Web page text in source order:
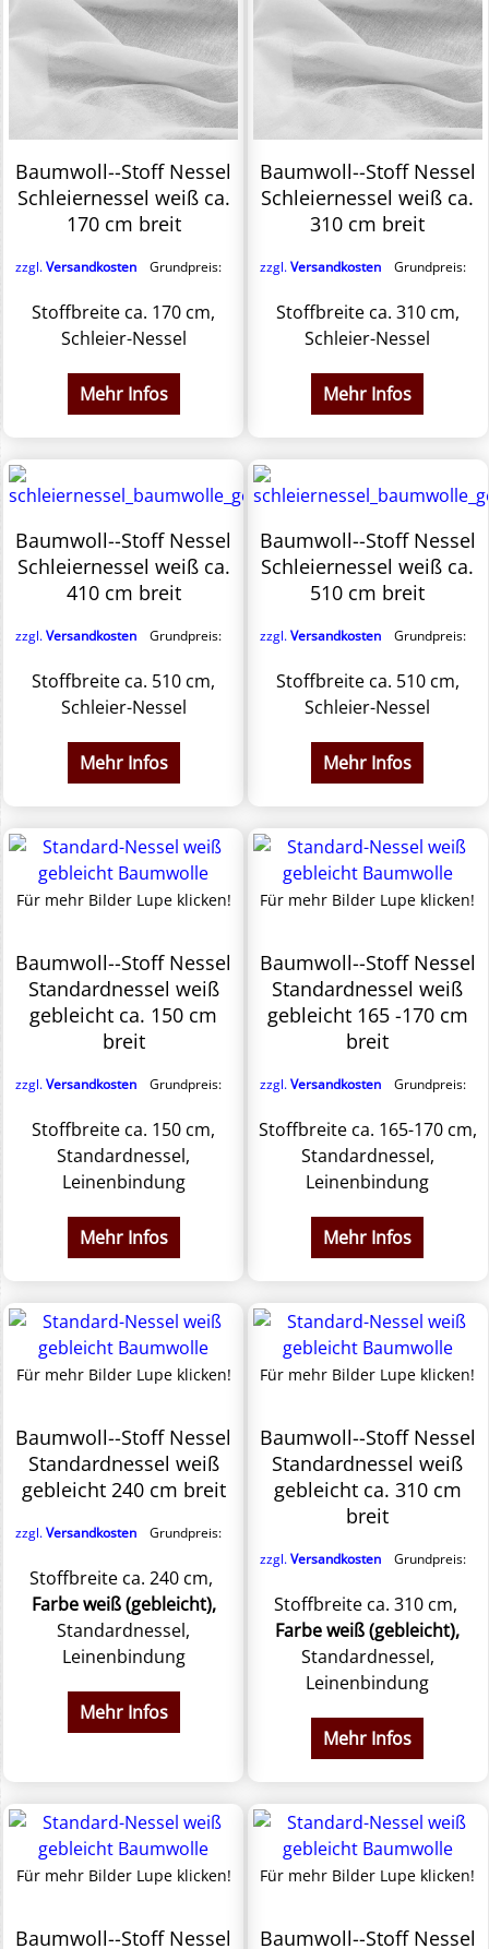
Baumwoll--Stoff Nessel
Schleiernessel weiß ca.
170 cm breit
zzgl.Versandkosten Grundpreis:
Stoffbreite ca. 170 cm,
Schleier-Nessel
Mehr Infos
Baumwoll--Stoff Nessel
Schleiernessel weiß ca.
310 cm breit
zzgl.Versandkosten Grundpreis:
Stoffbreite ca. 310 cm,
Schleier-Nessel
Mehr Infos
Baumwoll--Stoff Nessel
Schleiernessel weiß ca.
410 cm breit
zzgl.Versandkosten Grundpreis:
Stoffbreite ca. 510 cm,
Schleier-Nessel
Mehr Infos
Baumwoll--Stoff Nessel
Schleiernessel weiß ca.
510 cm breit
zzgl.Versandkosten Grundpreis:
Stoffbreite ca. 510 cm,
Schleier-Nessel
Mehr Infos
Für mehr Bilder Lupe klicken!
Baumwoll--Stoff Nessel
Standardnessel weiß
gebleicht ca. 150 cm
breit
zzgl.Versandkosten Grundpreis:
Stoffbreite ca. 150 cm,
Standardnessel,
Leinenbindung
Mehr Infos
Für mehr Bilder Lupe klicken!
Baumwoll--Stoff Nessel
Standardnessel weiß
gebleicht 165 -170 cm
breit
zzgl.Versandkosten Grundpreis:
Stoffbreite ca. 165-170 cm,
Standardnessel,
Leinenbindung
Mehr Infos
Für mehr Bilder Lupe klicken!
Baumwoll--Stoff Nessel
Standardnessel weiß
gebleicht 240 cm breit
zzgl.Versandkosten Grundpreis:
Stoffbreite ca. 240 cm,
Farbe weiß (gebleicht),
Standardnessel,
Leinenbindung
Mehr Infos
Für mehr Bilder Lupe klicken!
Baumwoll--Stoff Nessel
Standardnessel weiß
gebleicht ca. 310 cm
breit
zzgl.Versandkosten Grundpreis:
Stoffbreite ca. 310 cm,
Farbe weiß (gebleicht),
Standardnessel,
Leinenbindung
Mehr Infos
Für mehr Bilder Lupe klicken!
Baumwoll--Stoff Nessel
Für mehr Bilder Lupe klicken!
Baumwoll--Stoff Nessel